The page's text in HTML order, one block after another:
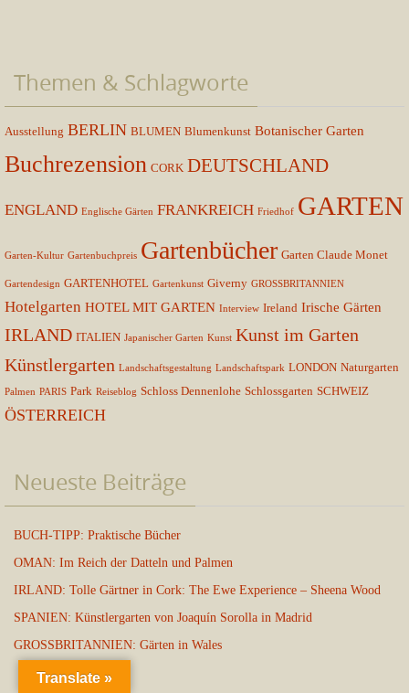
Themen & Schlagworte
Ausstellung BERLIN BLUMEN Blumenkunst Botanischer Garten
Buchrezension CORK DEUTSCHLAND
ENGLAND Englische Gärten FRANKREICH Friedhof GARTEN
Garten-Kultur Gartenbuchpreis Gartenbücher Garten Claude Monet
Gartendesign GARTENHOTEL Gartenkunst Giverny GROSSBRITANNIEN
Hotelgarten HOTEL MIT GARTEN Interview Ireland Irische Gärten
IRLAND ITALIEN Japanischer Garten Kunst Kunst im Garten
Künstlergarten Landschaftsgestaltung Landschaftspark LONDON Naturgarten
Palmen PARIS Park Reiseblog Schloss Dennenlohe Schlossgarten SCHWEIZ
ÖSTERREICH
Neueste Beiträge
BUCH-TIPP: Praktische Bücher
OMAN: Im Reich der Datteln und Palmen
IRLAND: Tolle Gärtner in Cork: The Ewe Experience – Sheena Wood
SPANIEN: Künstlergarten von Joaquín Sorolla in Madrid
GROSSBRITANNIEN: Gärten in Wales
Translate »